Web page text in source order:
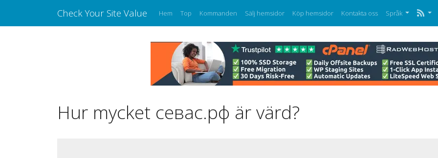
Check Your Site Value Hem Top Kommanden Sälj hemsidor Köp hemsidor Kontakta oss Språk
Hur mycket севас.рф är värd?